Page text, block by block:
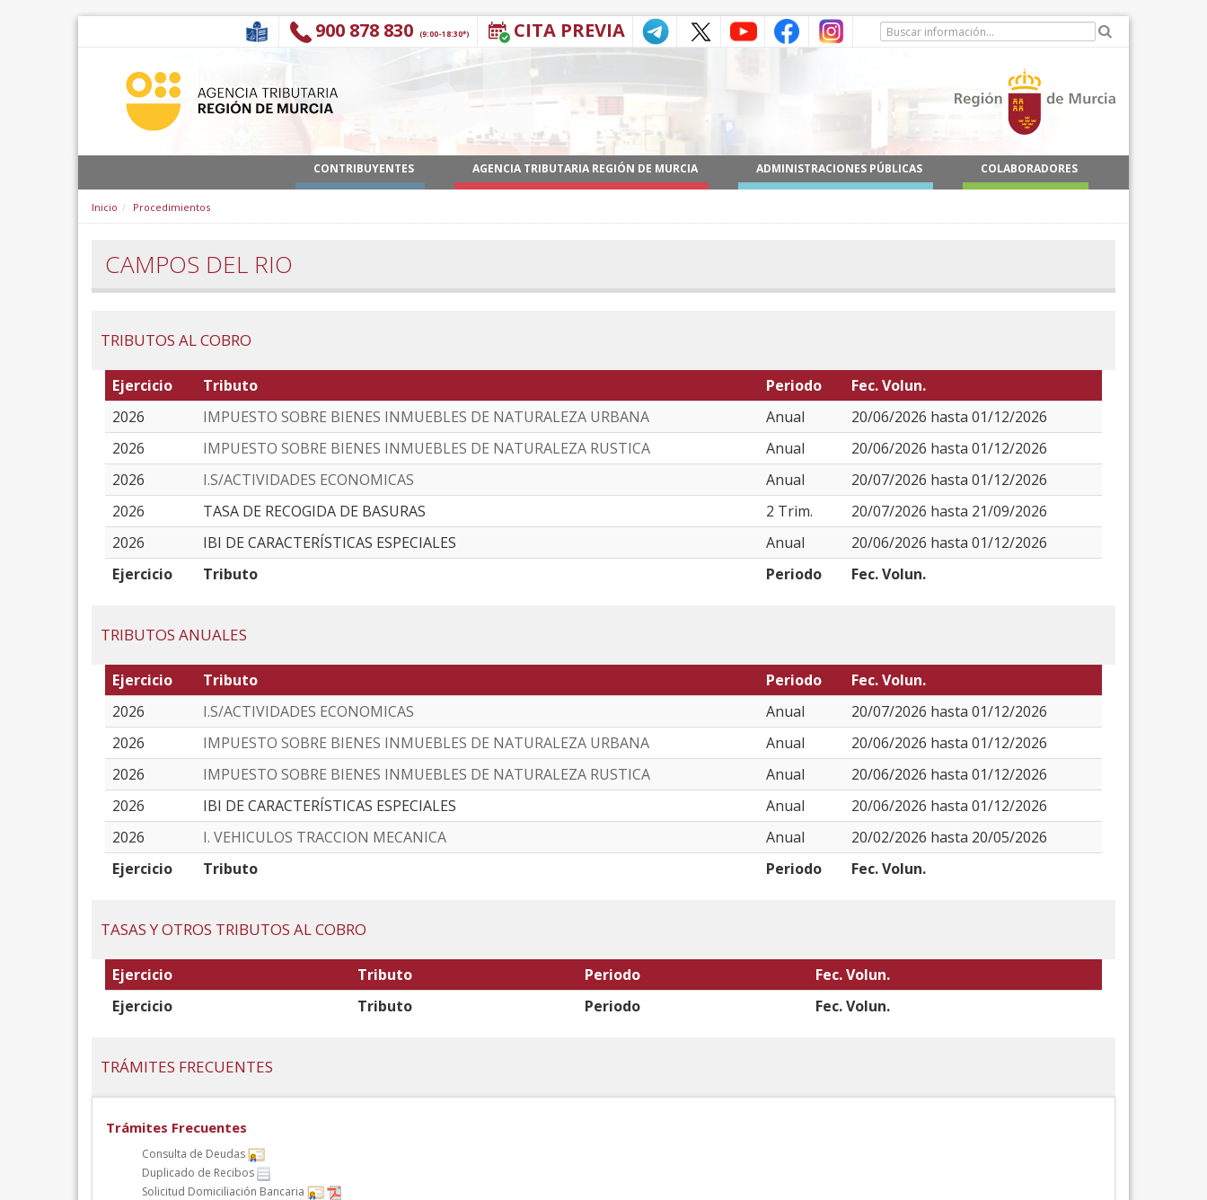
CITA PREVIA
900 878 830 (9:00-18:30*)
CONTRIBUYENTES AGENCIA TRIBUTARIA REGIÓN DE MURCIA ADMINISTRACIONES PÚBLICAS COLABORADORES
Inicio Procedimientos
CAMPOS DEL RIO
TRIBUTOS AL COBRO
Ejercicio Tributo Periodo
Fec. Volun.
2026
IMPUESTO SOBRE BIENES INMUEBLES DE NATURALEZA URBANA Anual
20/06/2026 hasta 01/12/2026
2026
IMPUESTO SOBRE BIENES INMUEBLES DE NATURALEZA RUSTICA Anual
20/06/2026 hasta 01/12/2026
2026
I.S/ACTIVIDADES ECONOMICAS Anual
20/07/2026 hasta 01/12/2026
2026
TASA DE RECOGIDA DE BASURAS 2 Trim.
20/07/2026 hasta 21/09/2026
2026
IBI DE CARACTERÍSTICAS ESPECIALES Anual
20/06/2026 hasta 01/12/2026
Ejercicio
Tributo Periodo Fec. Volun.
TRIBUTOS ANUALES
Ejercicio Tributo Periodo
Fec. Volun.
2026
I.S/ACTIVIDADES ECONOMICAS Anual
20/07/2026 hasta 01/12/2026
2026
IMPUESTO SOBRE BIENES INMUEBLES DE NATURALEZA URBANA Anual
20/06/2026 hasta 01/12/2026
2026
IMPUESTO SOBRE BIENES INMUEBLES DE NATURALEZA RUSTICA Anual
20/06/2026 hasta 01/12/2026
2026
IBI DE CARACTERÍSTICAS ESPECIALES Anual
20/06/2026 hasta 01/12/2026
2026
I. VEHICULOS TRACCION MECANICA Anual
20/02/2026 hasta 20/05/2026
Ejercicio
Tributo Periodo Fec. Volun.
TASAS Y OTROS TRIBUTOS AL COBRO
Ejercicio Tributo Periodo
Fec. Volun.
Ejercicio
Tributo Periodo Fec. Volun.
TRÁMITES FRECUENTES
Trámites Frecuentes
Consulta de Deudas
Duplicado de Recibos
Solicitud Domiciliación Bancaria